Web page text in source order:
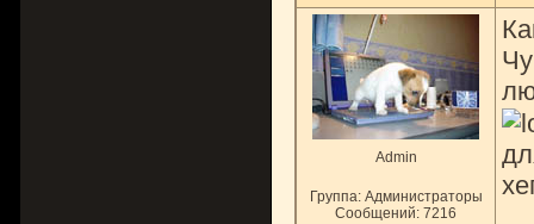
Admin
Группа: Администраторы
Сообщений: 7216